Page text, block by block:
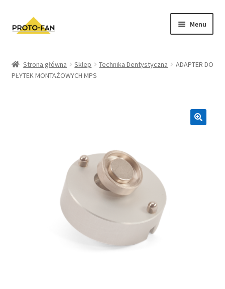
Menu
Kursy Stomatologiczne
Zwroty i Reklamacje
Regulamin sklepu
Polityka prywatności
Strona główna Sklep Technika Dentystyczna
ADAPTER DO
PŁYTEK MONTAŻOWYCH MPS